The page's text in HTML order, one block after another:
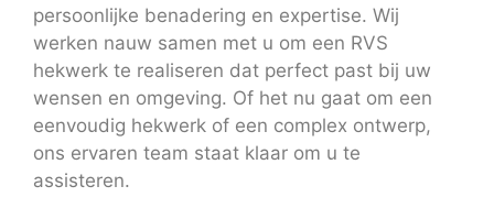
persoonlijke benadering en expertise. Wij
werken nauw samen met u om een RVS
hekwerk te realiseren dat perfect past bij uw
wensen en omgeving. Of het nu gaat om een
eenvoudig hekwerk of een complex ontwerp,
ons ervaren team staat klaar om u te
assisteren.